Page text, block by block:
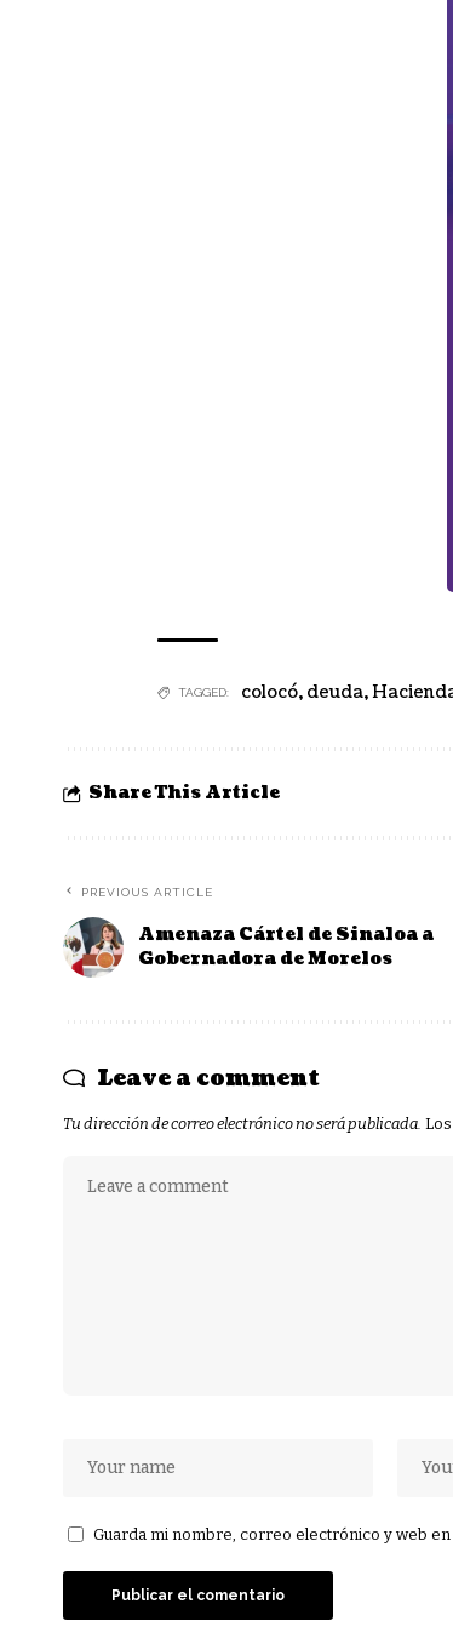
TAGGED: colocó, deuda,
Share This Article
PREVIOUS ARTICLE
Amenaza Cártel de Sinaloa a
Gobernadora de Morelos
Leave a comment
Tu dirección de correo electrónico no será publicada.
Guarda mi nombre, correo electrónico y web